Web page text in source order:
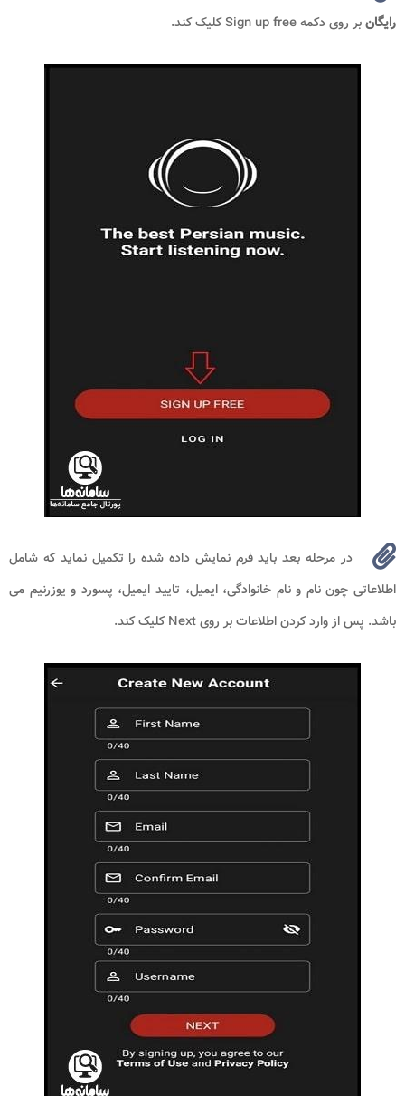
رایگانبر روی دکمه Sign up free کلیک کند.
در مرحله بعد باید فرم نمایش داده شده را تکمیل نماید که شامل
اطلاعاتی چون نام و نام خانوادگی، ایمیل، تایید ایمیل، پسورد و یوزرنیم می
باشد. پس از وارد کردن اطلاعات بر روی Next کلیک کند.